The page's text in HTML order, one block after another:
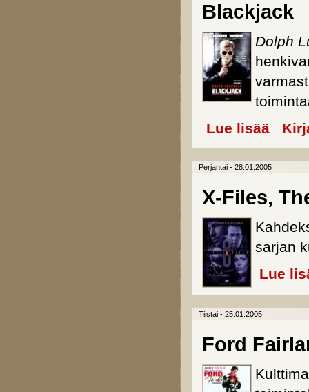
Blackjack
Dolph
Lue lisää about
Perjantai - 28.01.2005
X-Files,
sarjan
Lue
Tiistai - 25.01.2005
Ford